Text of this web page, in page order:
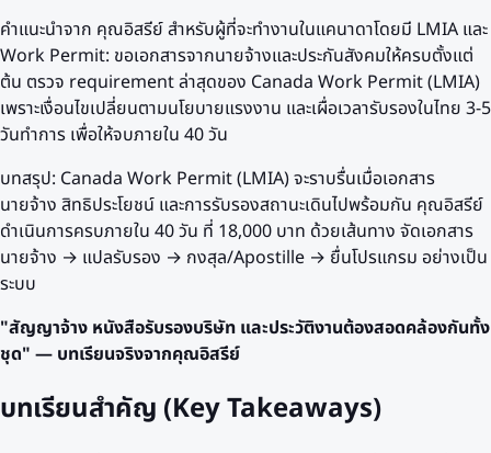
คำแนะนำจาก คุณอิสรีย์ สำหรับผู้ที่จะทำงานในแคนาดาโดยมี LMIA และ
Work Permit: ขอเอกสารจากนายจ้างและประกันสังคมให้ครบตั้งแต่
ต้น ตรวจ requirement ล่าสุดของ Canada Work Permit (LMIA)
เพราะเงื่อนไขเปลี่ยนตามนโยบายแรงงาน และเผื่อเวลารับรองในไทย 3-5
วันทำการ เพื่อให้จบภายใน 40 วัน
บทสรุป: Canada Work Permit (LMIA) จะราบรื่นเมื่อเอกสาร
นายจ้าง สิทธิประโยชน์ และการรับรองสถานะเดินไปพร้อมกัน คุณอิสรีย์
ดำเนินการครบภายใน 40 วัน ที่ 18,000 บาท ด้วยเส้นทาง จัดเอกสาร
นายจ้าง → แปลรับรอง → กงสุล/Apostille → ยื่นโปรแกรม อย่างเป็น
ระบบ
"สัญญาจ้าง หนังสือรับรองบริษัท และประวัติงานต้องสอดคล้องกันทั้ง
ชุด" — บทเรียนจริงจากคุณอิสรีย์
บทเรียนสำคัญ (Key Takeaways)